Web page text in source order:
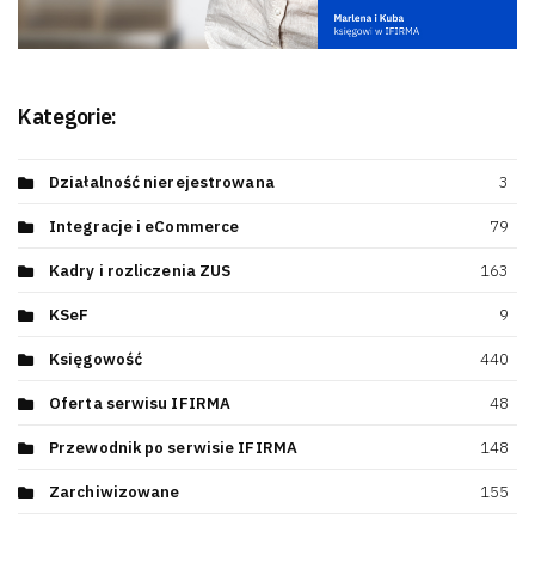
Kategorie:
Działalność nierejestrowana 3
Integracje i eCommerce 79
Kadry i rozliczenia ZUS 163
KSeF 9
Księgowość 440
Oferta serwisu IFIRMA 48
Przewodnik po serwisie IFIRMA 148
Zarchiwizowane 155